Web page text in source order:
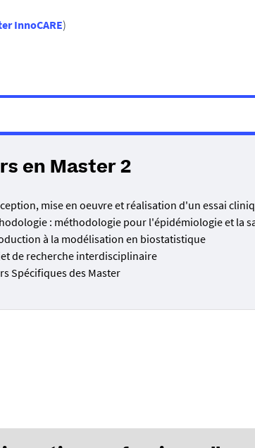
InnoCARE)
en Master 2
mise en oeuvre et réalisation d'un essai
: méthodologie pour l'épidémiologie et la
à la modélisation en biostatistique
de recherche interdisciplinaire
Spécifiques des Master